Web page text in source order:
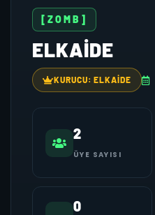
[ZOMB]
ELKAIDE
KURUCU: ELKAIDE
2
ÜYE SAYISI
0